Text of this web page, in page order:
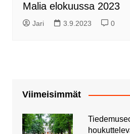
Malia elokuussa 2023
Jari 3.9.2023 0
Viimeisimmät